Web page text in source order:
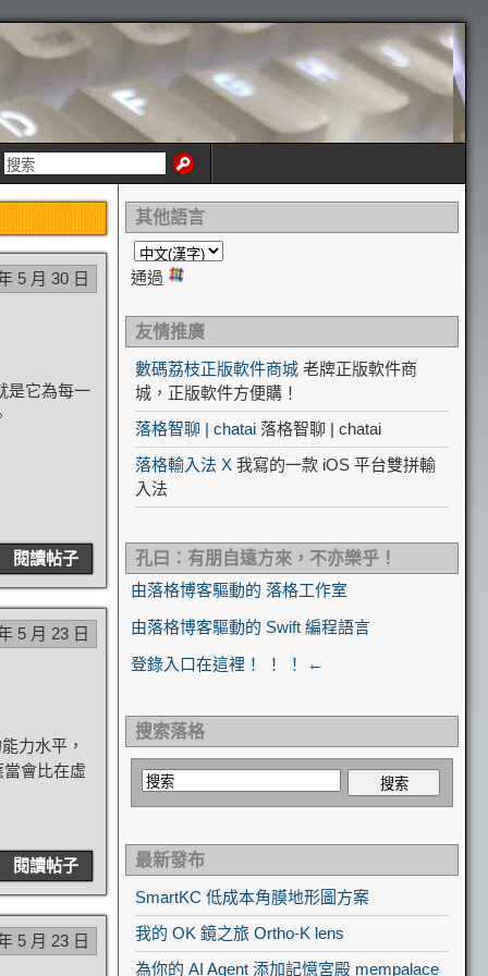
5 月 30 日
是它為每一
閱讀帖子
5 月 23 日
力水平，
會比在虛
閱讀帖子
5 月 23 日
其他語言
通過
友情推廣
數碼荔枝正版軟件商城 老牌正版軟件商
城，正版軟件方便購！
落格智聊 | chatai 落格智聊 | chatai
落格輸入法 X 我寫的一款 iOS 平台雙拼輸
入法
孔曰：有朋自遠方來，不亦樂乎！
由落格博客驅動的 落格工作室
由落格博客驅動的 Swift 編程語言
登錄入口在這裡！ ！ ！ ←
搜索落格
最新發布
SmartKC 低成本角膜地形圖方案
我的 OK 鏡之旅 Ortho-K lens
為你的 AI Agent 添加記憶宮殿 mempalace